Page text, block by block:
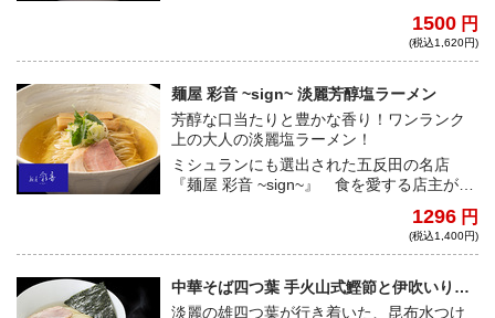
1500 円
(税込1,620円)
麺屋 彩音 ~sign~ 淡麗芳醇塩ラーメン
芳醇な口当たりと豊かな香り！ワンランク
上の大人の淡麗塩ラーメン！
ミシュランにも選出された五反田の名店
『麺屋 彩音 ~sign~』 食を愛する店主がこ
1296 円
(税込1,400円)
中華そば四つ葉 手火山式鰹節と伊吹いりこ
の昆布水つけそば（塩）
淡麗の雄四つ葉が行き着いた、昆布水つけ